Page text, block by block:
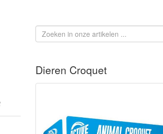
Dieren Croquet